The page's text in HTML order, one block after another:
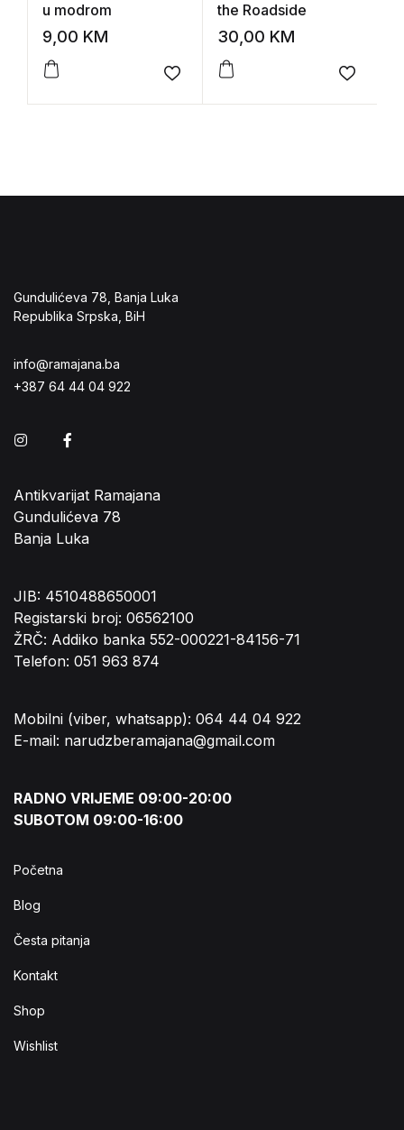
u modrom
9,00 KM
Add to wishlist
the Roadside
30,00 KM
Add to
Gundulićeva 78, Banja Luka
Republika Srpska, BiH
info@ramajana.ba
+387 64 44 04 922
Instagram
Antikvarijat Ramajana
Gundulićeva 78
Banja Luka
JIB: 4510488650001
Registarski broj: 06562100
ŽRČ: Addiko banka 552-000221-84156-71
Telefon: 051 963 874
Mobilni (viber, whatsapp): 064 44 04 922
E-mail: narudzberamajana@gmail.com
RADNO VRIJEME 09:00-20:00
SUBOTOM 09:00-16:00
Početna
Blog
Česta pitanja
Kontakt
Shop
Wishlist